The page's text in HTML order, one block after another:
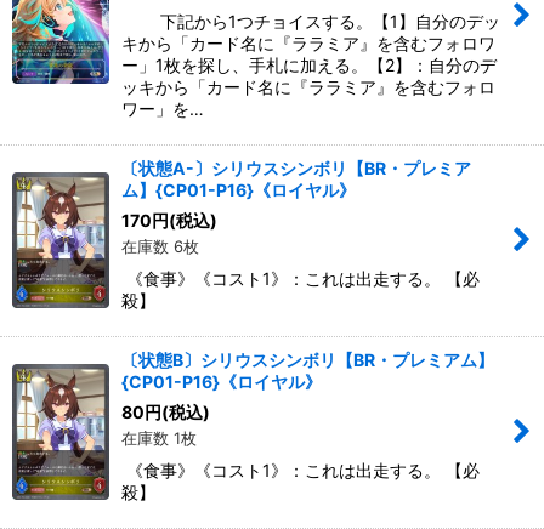
下記から1つチョイスする。【1】自分のデッ
キから「カード名に『ララミア』を含むフォロワ
ー」1枚を探し、手札に加える。【2】：自分のデ
ッキから「カード名に『ララミア』を含むフォロ
ワー」を…
〔状態A-〕シリウスシンボリ【BR・プレミア
ム】{CP01-P16}《ロイヤル》
170円(税込)
在庫数 6枚
《食事》《コスト1》：これは出走する。 【必
殺】
〔状態B〕シリウスシンボリ【BR・プレミアム】
{CP01-P16}《ロイヤル》
80円(税込)
在庫数 1枚
《食事》《コスト1》：これは出走する。 【必
殺】